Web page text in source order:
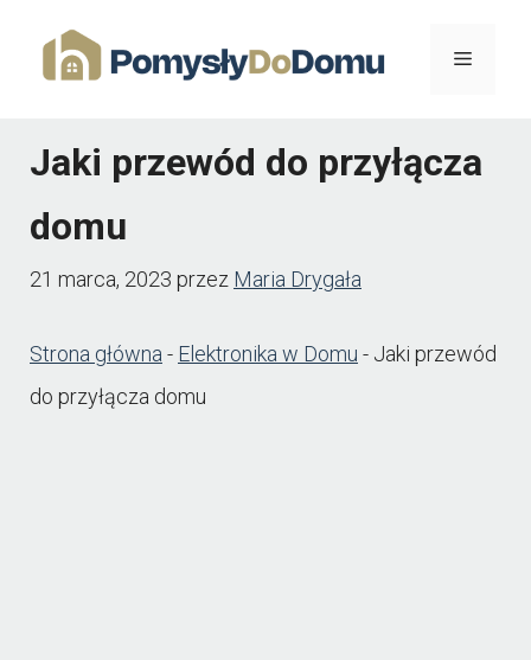
Menu
Jaki przewód do przyłącza
domu
21 marca, 2023 przez Maria Drygała
Strona główna - Elektronika w Domu - Jaki przewód
do przyłącza domu